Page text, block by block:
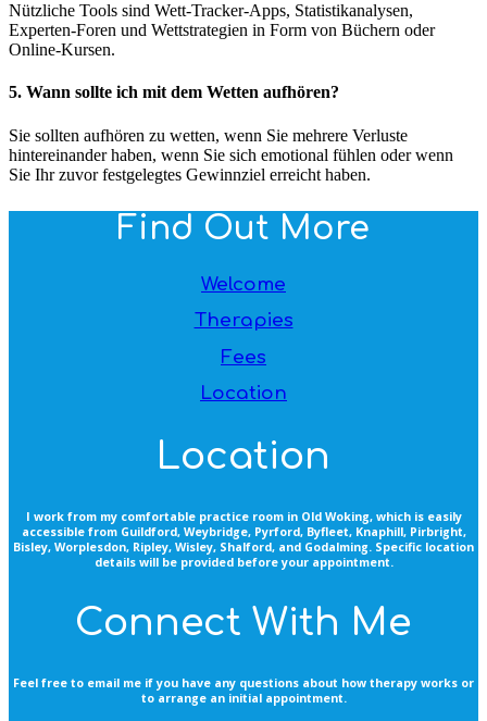
Nützliche Tools sind Wett-Tracker-Apps, Statistikanalysen,
Experten-Foren und Wettstrategien in Form von Büchern oder
Online-Kursen.
5. Wann sollte ich mit dem Wetten aufhören?
Sie sollten aufhören zu wetten, wenn Sie mehrere Verluste
hintereinander haben, wenn Sie sich emotional fühlen oder wenn
Sie Ihr zuvor festgelegtes Gewinnziel erreicht haben.
Find Out More
Welcome
Therapies
Fees
Location
Location
I work from my comfortable practice room in Old Woking, which is easily
accessible from Guildford, Weybridge, Pyrford, Byfleet, Knaphill, Pirbright,
Bisley, Worplesdon, Ripley, Wisley, Shalford, and Godalming. Specific location
details will be provided before your appointment.
Connect With Me
Feel free to email me if you have any questions about how therapy works or
to arrange an initial appointment.